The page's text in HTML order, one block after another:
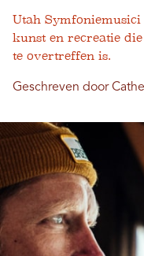
Utah
kunst en recreatie
te overtreffen is.
Geschreven door